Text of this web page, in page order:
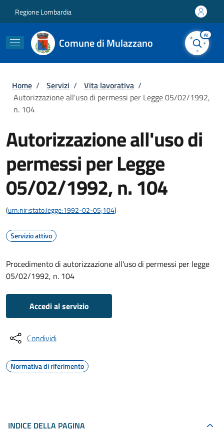
Regione Lombardia
Comune di Mulazzano
AI
Briciole di pane
Home / Servizi / Vita lavorativa /
Autorizzazione all'uso di permessi per Legge 05/02/1992,
n. 104
Autorizzazione all'uso di
permessi per Legge
05/02/1992, n. 104
(urn:nir:stato:legge:1992-02-05;104)
Servizio attivo
Procedimento di autorizzazione all'uso di permessi per legge
05/02/1992, n. 104
Accedi al servizio
Condividi
Normativa di riferimento
INDICE DELLA PAGINA